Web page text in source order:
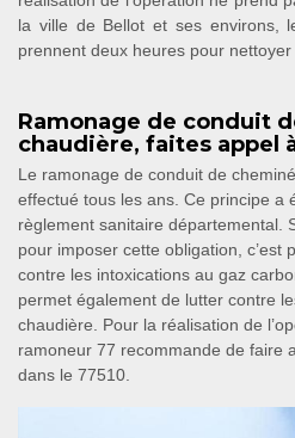
la ville de Bellot et ses environs,
prennent deux heures pour nettoyer
Ramonage de conduit
chaudière, faites appel
Le ramonage de conduit de
effectué tous les ans. Ce principe a
règlement sanitaire départemental.
pour imposer cette obligation, c’est
contre les intoxications au gaz
permet également de lutter contre
chaudière. Pour la réalisation de
ramoneur 77 recommande de faire
dans le 77510.